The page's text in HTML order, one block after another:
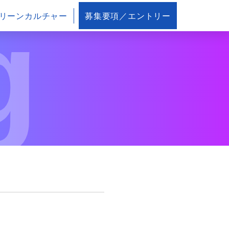
ーンカルチャー 募集要項／エントリー